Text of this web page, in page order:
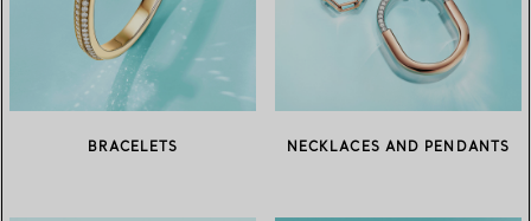
BRACELETS NECKLACES AND PENDANTS